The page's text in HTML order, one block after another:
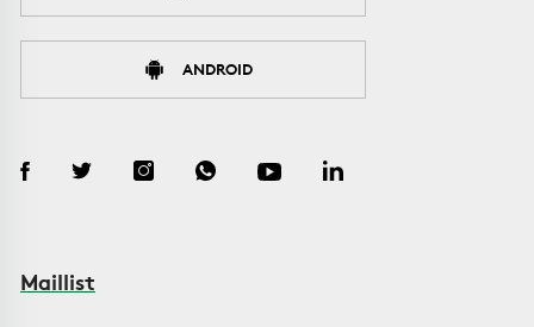
ANDROID
Maillist